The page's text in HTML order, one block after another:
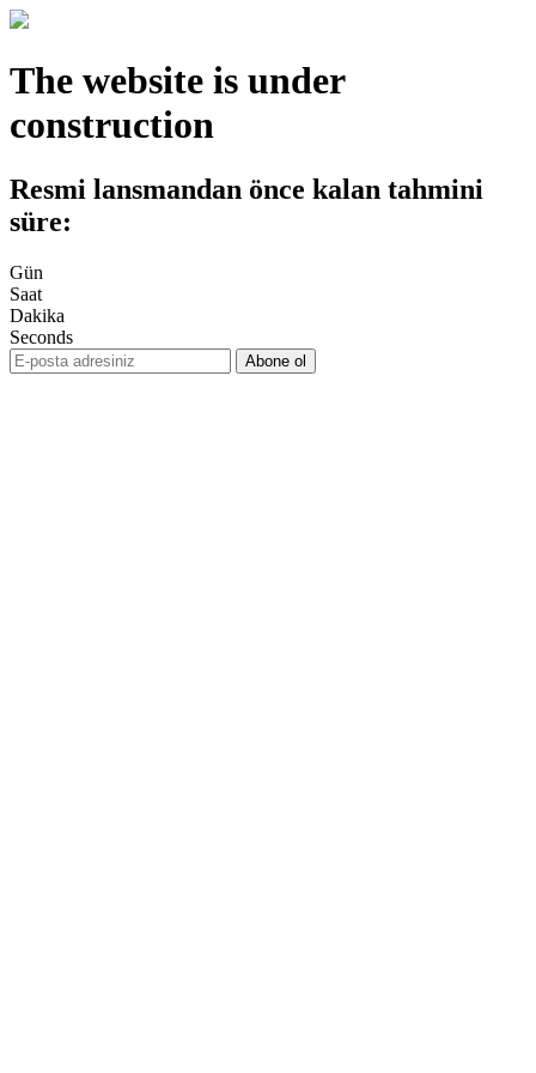
The website is under
construction
Resmi lansmandan önce kalan tahmini
süre:
Gün
Saat
Dakika
Seconds